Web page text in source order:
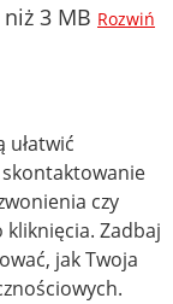
3 MB Rozwiń
czy
Zadbaj
jak Twoja